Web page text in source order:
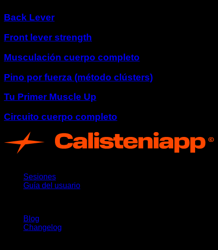
Back Lever
Front lever strength
Musculación cuerpo completo
Pino por fuerza (método clústers)
Tu Primer Muscle Up
Circuito cuerpo completo
Sesiones
Guía del usuario
Blog
Changelog